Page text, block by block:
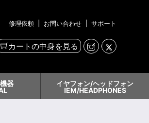
修理依頼 お問い合わせ サポート
カートの中身を見る
器
イヤフォン/ヘッドフォン
IEM/HEADPHONES